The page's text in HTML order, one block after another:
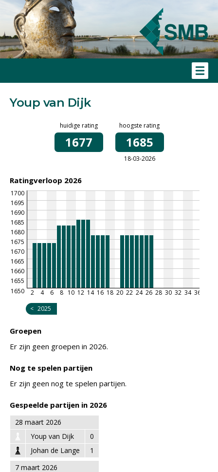
Youp van Dijk
huidige rating
1677
hoogste rating
1685
18-03-2026
Ratingverloop 2026
1700
1695
1690
1685
1680
1675
1670
1665
1660
1655
1650
2 4 6 8 10 12 14 16 18 20 22 24 26 28 30 32 34 36
< 2025
Groepen
Er zijn geen groepen in 2026.
Nog te spelen partijen
Er zijn geen nog te spelen partijen.
Gespeelde partijen in 2026
28 maart 2026
Youp van Dijk
0
Johan de Lange
1
7 maart 2026